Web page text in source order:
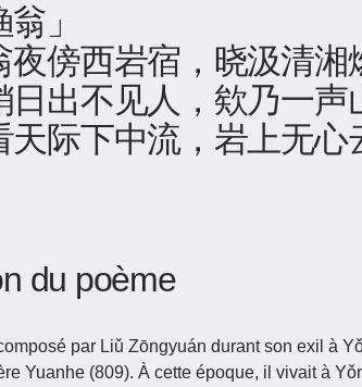
翁」
夜傍西岩宿，晓汲清湘
日出不见人，欸乃一声
天际下中流，岩上无心
du poème
par Liǔ Zōngyuán durant son exil à
Yuanhe (809). À cette époque, il vivait à